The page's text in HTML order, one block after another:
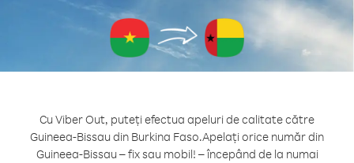
Cu Viber Out, puteți efectua apeluri de calitate către
Guineea-Bissau din Burkina Faso.Apelați orice număr din
Guineea-Bissau – fix sau mobil! – începând de la numai